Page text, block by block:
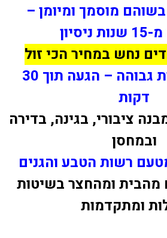
מוסמך ומיומן –
נחש במחיר הכי זול
שירות בזמינות גבוהה – הגעה תוך 30
דקות
ציבורי, בגינה, בדירה
ובמחסן
רשות הטבע והגנים
ומהחצר בשיטות
ומתקדמות